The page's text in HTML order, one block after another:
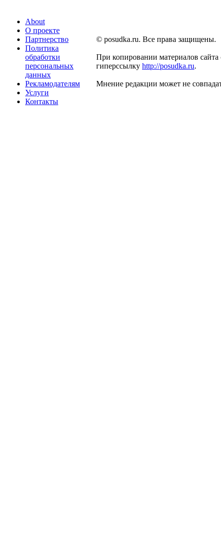
About
О проекте
Партнерство
Политика
обработки
персональных
данных
Рекламодателям
Услуги
Контакты
© posudka.ru. Все права защищены.
При копировании материалов сайта
гиперссылку http://posudka.ru.
Мнение редакции может не